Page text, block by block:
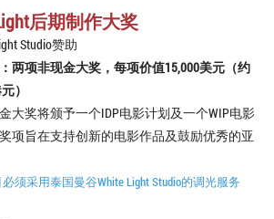
后期制作大奖
Studio赞助
两项非现金大奖，每项价值15,000美元（约
）
大奖将颁予一个IDP电影计划及一个WIP电影
项旨在支持创新的电影作品及鼓励优秀的亚
须采用泰国曼谷White Light Studio的调光服务